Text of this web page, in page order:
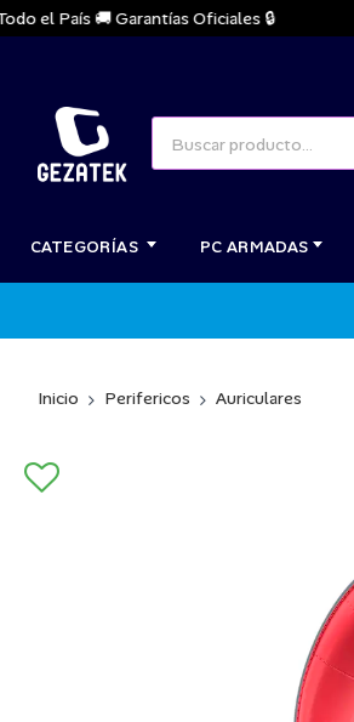
País 🚚 Garantías Oficiales 🔒
CATEGORÍAS PC ARMADAS
Inicio Perifericos Auriculares